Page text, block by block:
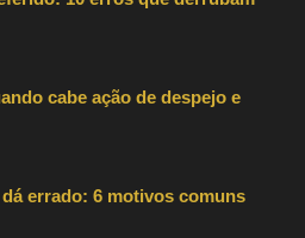
cabe ação de despejo e
errado: 6 motivos comuns